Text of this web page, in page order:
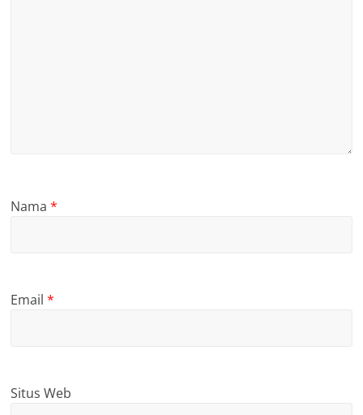
Nama*
Email*
Situs Web